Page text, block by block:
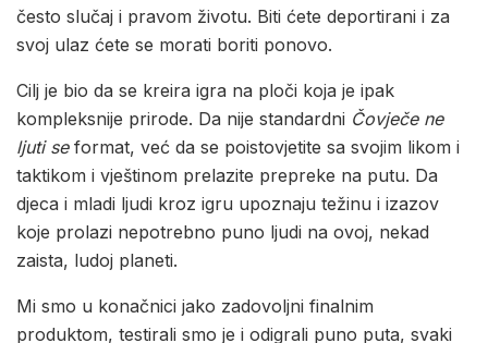
često slučaj i pravom životu. Biti ćete deportirani i za
svoj ulaz ćete se morati boriti ponovo.
Cilj je bio da se kreira igra na ploči koja je ipak
kompleksnije prirode. Da nije standardni Čovječe ne
ljuti seformat, već da se poistovjetite sa svojim likom i
taktikom i vještinom prelazite prepreke na putu. Da
djeca i mladi ljudi kroz igru upoznaju težinu i izazov
koje prolazi nepotrebno puno ljudi na ovoj, nekad
zaista, ludoj planeti.
Mi smo u konačnici jako zadovoljni finalnim
produktom, testirali smo je i odigrali puno puta, svaki